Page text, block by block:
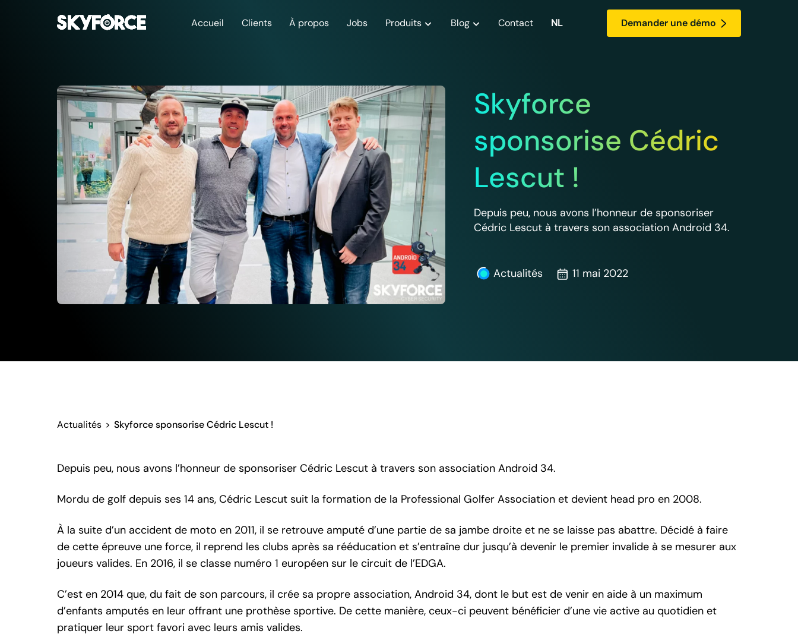
Accueil Clients À propos Jobs Produits
vos clients grâce à la Cyberbox
entreprise et accédez-y à distance
importants grâce à Skylock
Blog
de Skyforce !
la protection de vos données !
Contact NL Demander une démo
Skyforce
sponsorise Cédric
Lescut !
Depuis peu, nous avons l’honneur de sponsoriser
Cédric Lescut à travers son association Android 34.
Actualités 11 mai 2022
Actualités > Skyforce sponsorise Cédric Lescut !
Depuis peu, nous avons l’honneur de sponsoriser Cédric Lescut à travers son association Android 34.
Mordu de golf depuis ses 14 ans, Cédric Lescut suit la formation de la Professional Golfer Association et devient head pro en 2008.
À la suite d’un accident de moto en 2011, il se retrouve amputé d’une partie de sa jambe droite et ne se laisse pas abattre. Décidé à faire
de cette épreuve une force, il reprend les clubs après sa rééducation et s’entraîne dur jusqu’à devenir le premier invalide à se mesurer aux
joueurs valides. En 2016, il se classe numéro 1 européen sur le circuit de l’EDGA.
C’est en 2014 que, du fait de son parcours, il crée sa propre association, Android 34, dont le but est de venir en aide à un maximum
d’enfants amputés en leur offrant une prothèse sportive. De cette manière, ceux-ci peuvent bénéficier d’une vie active au quotidien et
pratiquer leur sport favori avec leurs amis valides.